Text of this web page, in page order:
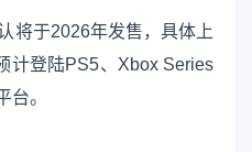
于2026年发售，具体上
计登陆PS5、Xbox Series
台。